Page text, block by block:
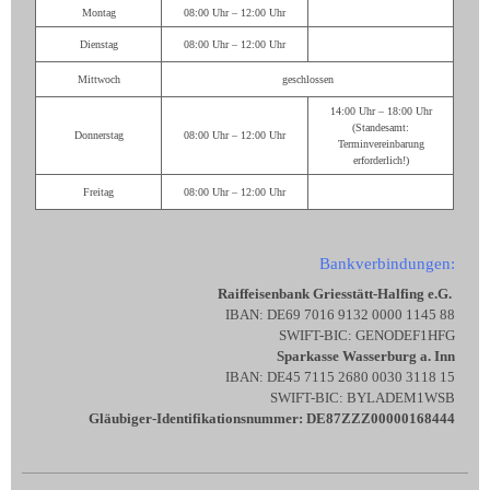
Montag 08:00 Uhr – 12:00 Uhr
Dienstag 08:00 Uhr – 12:00 Uhr
Mittwoch geschlossen
Donnerstag 08:00 Uhr – 12:00 Uhr
14:00 Uhr – 18:00 Uhr
(Standesamt:
Terminvereinbarung
erforderlich!)
Freitag 08:00 Uhr – 12:00 Uhr
Bankverbindungen:
Raiffeisenbank Griesstätt-Halfing e.G.
IBAN: DE69 7016 9132 0000 1145 88
SWIFT-BIC: GENODEF1HFG
Sparkasse Wasserburg a. Inn
IBAN: DE45 7115 2680 0030 3118 15
SWIFT-BIC: BYLADEM1WSB
Gläubiger-Identifikationsnummer: DE87ZZZ00000168444